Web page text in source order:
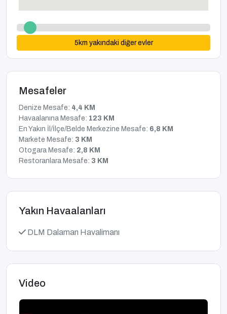
5 km yakındaki diğer evler
Mesafeler
Denize Mesafe: 4,4 KM
Havaalanına Mesafe: 123 KM
En Yakın İl/İlçe/Belde Merkezine Mesafe: 6,8 KM
Markete Mesafe: 3 KM
Otogara Mesafe: 2,8 KM
Restoranlara Mesafe: 3 KM
Yakın Havaalanları
DLM Dalaman Havalimanı
Video